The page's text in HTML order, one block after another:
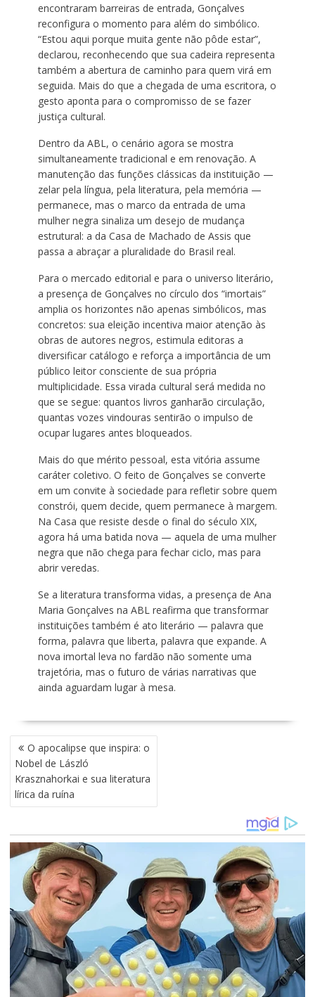
encontraram barreiras de entrada, Gonçalves
reconfigura o momento para além do simbólico.
“Estou aqui porque muita gente não pôde estar”,
declarou, reconhecendo que sua cadeira representa
também a abertura de caminho para quem virá em
seguida. Mais do que a chegada de uma escritora, o
gesto aponta para o compromisso de se fazer
justiça cultural.
Dentro da ABL, o cenário agora se mostra
simultaneamente tradicional e em renovação. A
manutenção das funções clássicas da instituição —
zelar pela língua, pela literatura, pela memória —
permanece, mas o marco da entrada de uma
mulher negra sinaliza um desejo de mudança
estrutural: a da Casa de Machado de Assis que
passa a abraçar a pluralidade do Brasil real.
Para o mercado editorial e para o universo literário,
a presença de Gonçalves no círculo dos “imortais”
amplia os horizontes não apenas simbólicos, mas
concretos: sua eleição incentiva maior atenção às
obras de autores negros, estimula editoras a
diversificar catálogo e reforça a importância de um
público leitor consciente de sua própria
multiplicidade. Essa virada cultural será medida no
que se segue: quantos livros ganharão circulação,
quantas vozes vindouras sentirão o impulso de
ocupar lugares antes bloqueados.
Mais do que mérito pessoal, esta vitória assume
caráter coletivo. O feito de Gonçalves se converte
em um convite à sociedade para refletir sobre quem
constrói, quem decide, quem permanece à margem.
Na Casa que resiste desde o final do século XIX,
agora há uma batida nova — aquela de uma mulher
negra que não chega para fechar ciclo, mas para
abrir veredas.
Se a literatura transforma vidas, a presença de Ana
Maria Gonçalves na ABL reafirma que transformar
instituições também é ato literário — palavra que
forma, palavra que liberta, palavra que expande. A
nova imortal leva no fardão não somente uma
trajetória, mas o futuro de várias narrativas que
ainda aguardam lugar à mesa.
N
A
V
E
G
Ç
Ã
P
O
S
T
O apocalipse que inspira: o
Nobel de László
Krasznahorkai e sua literatura
lírica da ruína